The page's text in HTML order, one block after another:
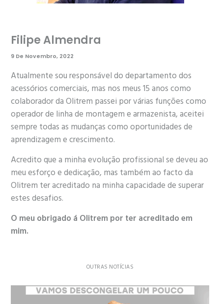
Filipe Almendra
9 De Novembro, 2022
Atualmente sou responsável do departamento dos
acessórios comerciais, mas nos meus 15 anos como
colaborador da Olitrem passei por várias funções como
operador de linha de montagem e armazenista, aceitei
sempre todas as mudanças como oportunidades de
aprendizagem e crescimento.
Acredito que a minha evolução profissional se deveu ao
meu esforço e dedicação, mas também ao facto da
Olitrem ter acreditado na minha capacidade de superar
estes desafios.
O meu obrigado á Olitrem por ter acreditado em
mim.
OUTRAS NOTÍCIAS